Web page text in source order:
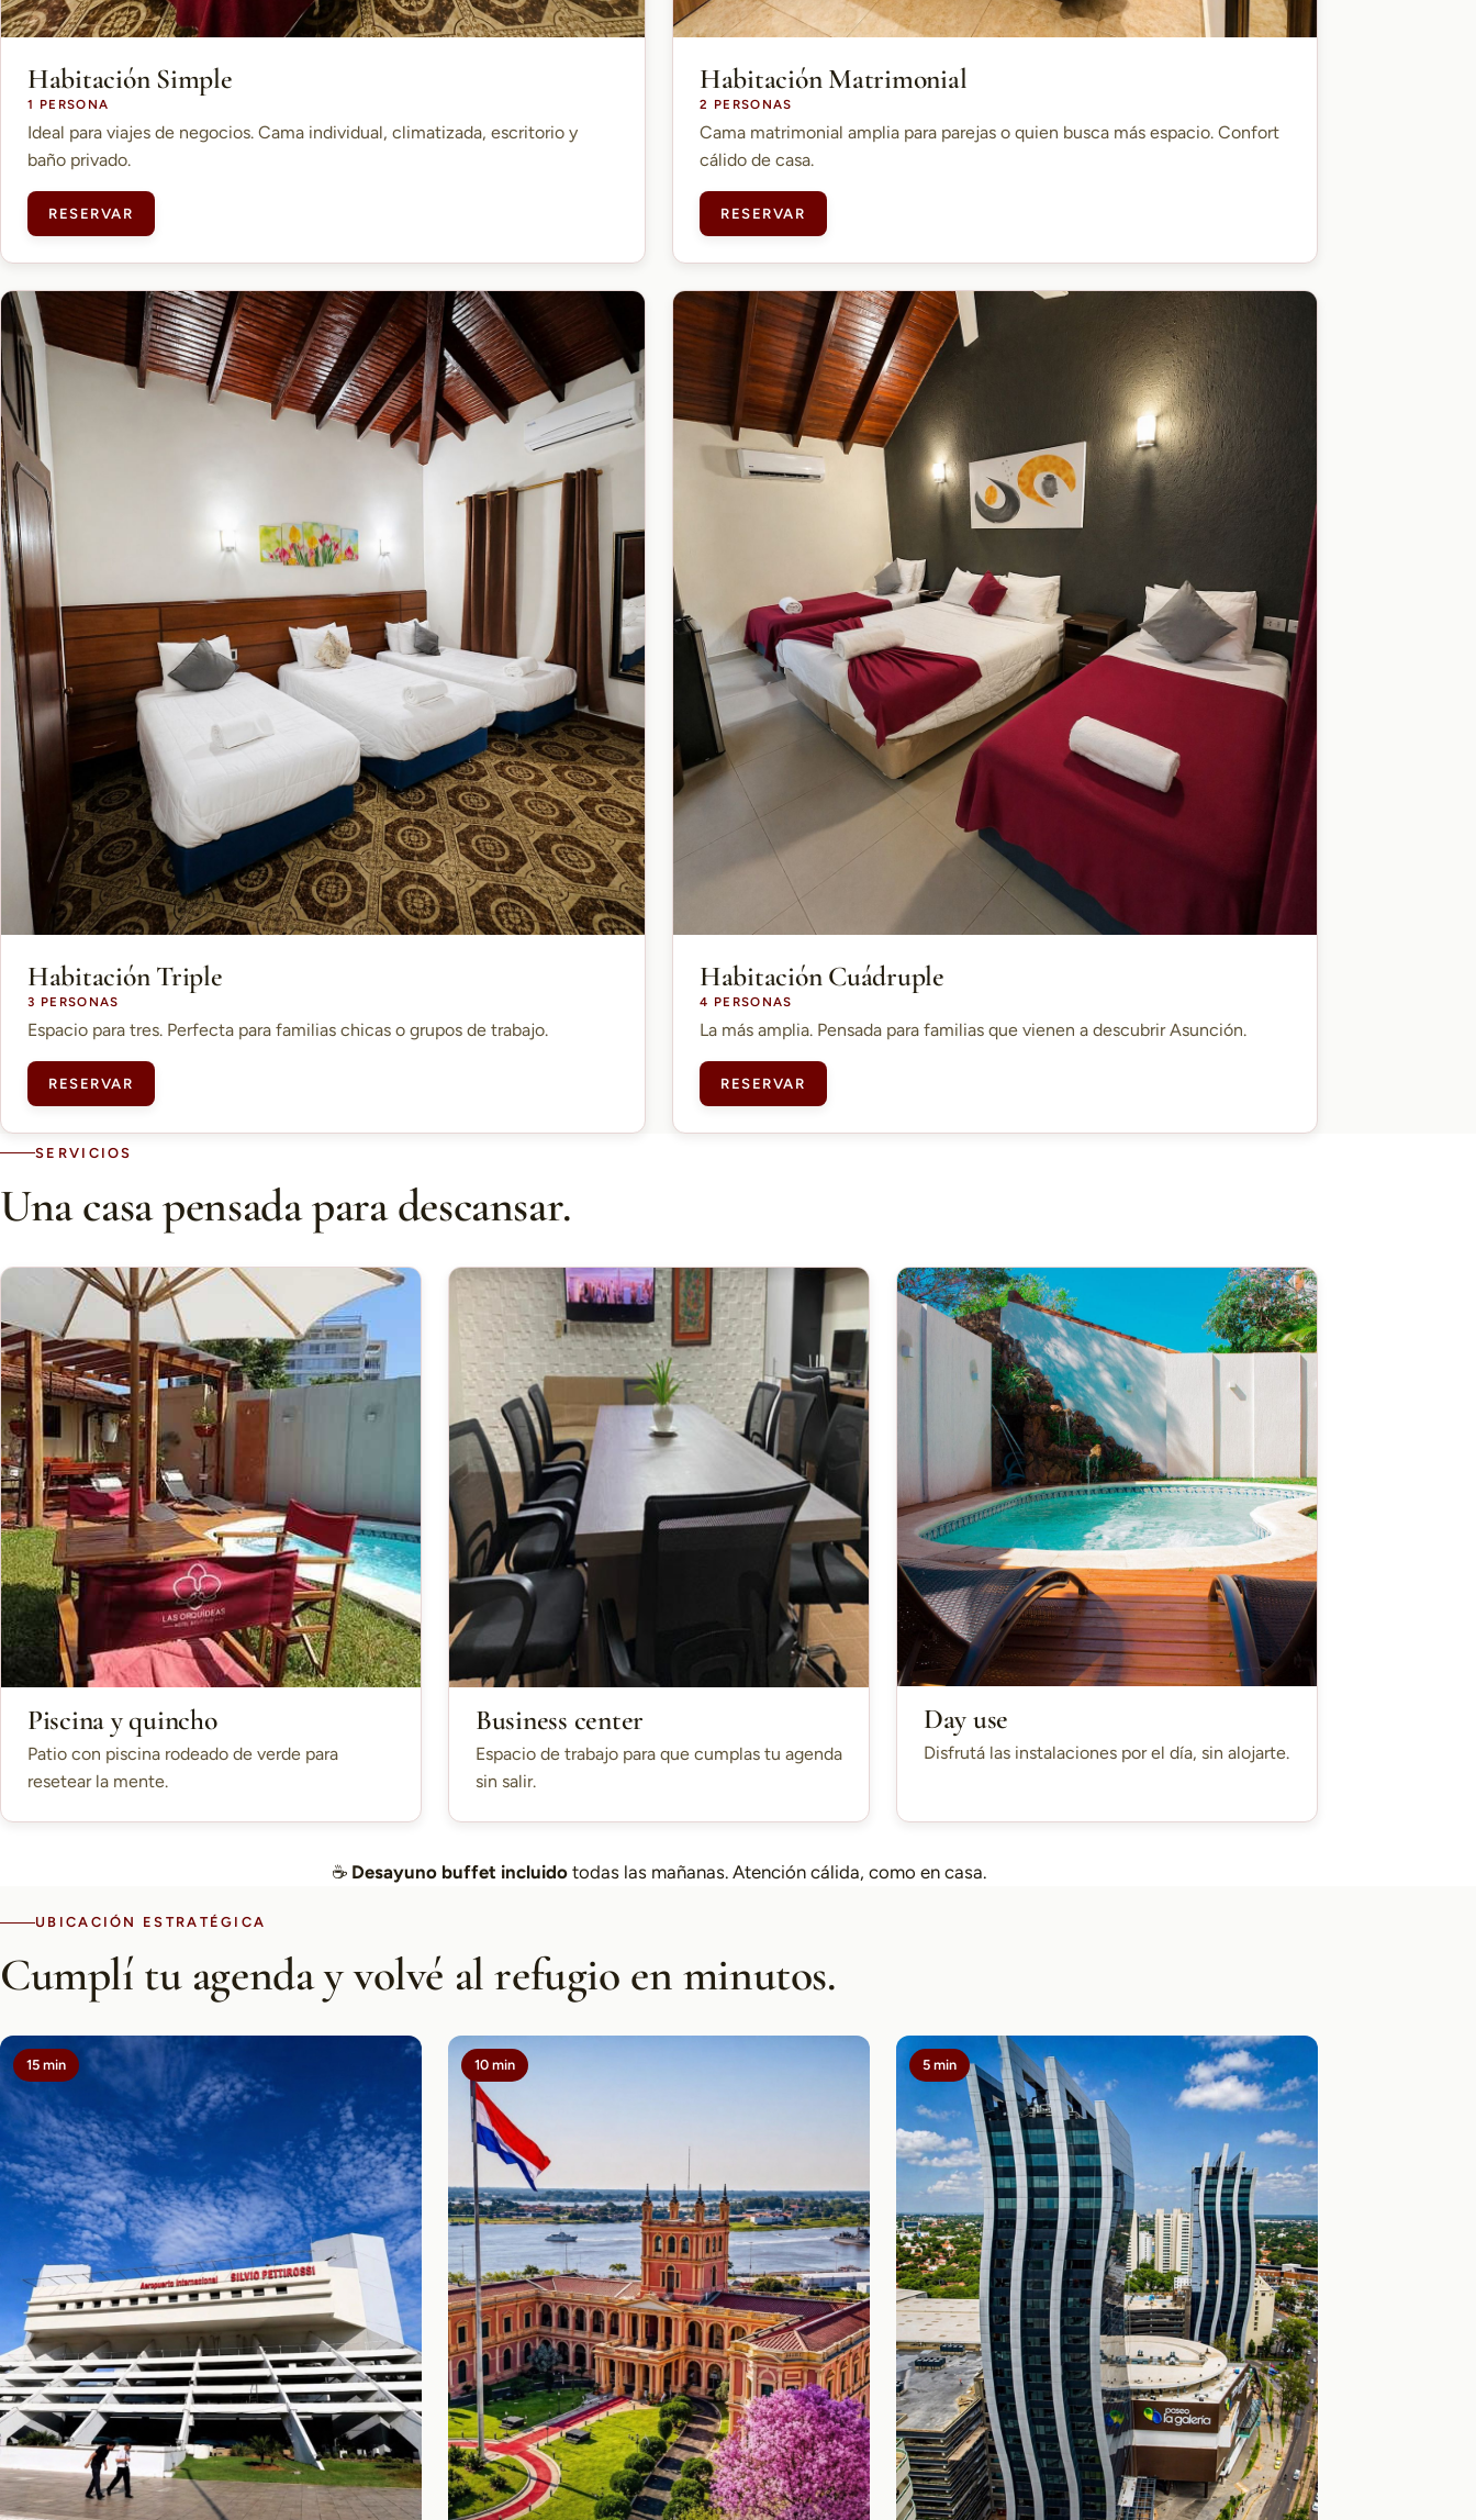
Habitación Simple
1 PERSONA
Ideal para viajes de negocios. Cama individual, climatizada, escritorio y
baño privado.
RESERVAR
Habitación Matrimonial
2 PERSONAS
Cama matrimonial amplia para parejas o quien busca más espacio. Confort
cálido de casa.
RESERVAR
Habitación Triple
3 PERSONAS
Espacio para tres. Perfecta para familias chicas o grupos de trabajo.
RESERVAR
Habitación Cuádruple
4 PERSONAS
La más amplia. Pensada para familias que vienen a descubrir Asunción.
RESERVAR
SERVICIOS
Una casa pensada para descansar.
Piscina y quincho
Patio con piscina rodeado de verde para
resetear la mente.
Business center
Espacio de trabajo para que cumplas tu agenda
sin salir.
Day use
Disfrutá las instalaciones por el día, sin alojarte.
☕ Desayuno buffet incluido todas las mañanas. Atención cálida, como en casa.
UBICACIÓN ESTRATÉGICA
Cumplí tu agenda y volvé al refugio en minutos.
15 min 10 min 5 min